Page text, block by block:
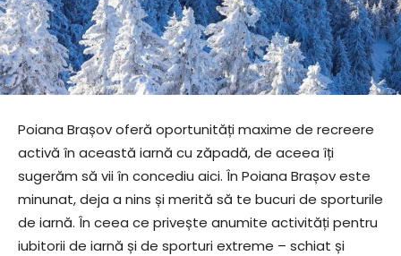
Poiana Brașov oferă oportunități maxime de recreere
activă în această iarnă cu zăpadă, de aceea îți
sugerăm să vii în concediu aici. În Poiana Brașov este
minunat, deja a nins și merită să te bucuri de sporturile
de iarnă. În ceea ce privește anumite activități pentru
iubitorii de iarnă și de sporturi extreme – schiat și